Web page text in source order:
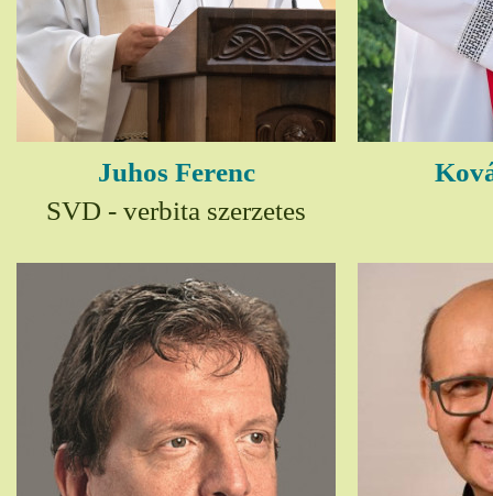
Juhos Ferenc
SVD - verbita szerzetes